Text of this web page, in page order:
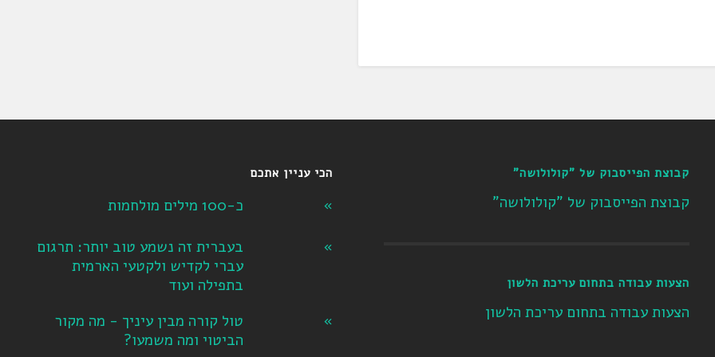
קבוצת הפייסבוק של "קולולושה"
קבוצת הפייסבוק של "קולולושה"
הצעות עבודה בתחום עריכת הלשון
הצעות עבודה בתחום עריכת הלשון
הכי עניין אתכם
כ-100 מילים מולחמות
בעברית זה נשמע טוב יותר: תרגום
עברי לקדיש ולקטעי הארמית
בתפילה ועוד
טול קורה מבין עיניך - מה מקור
הביטוי ומה משמעו?